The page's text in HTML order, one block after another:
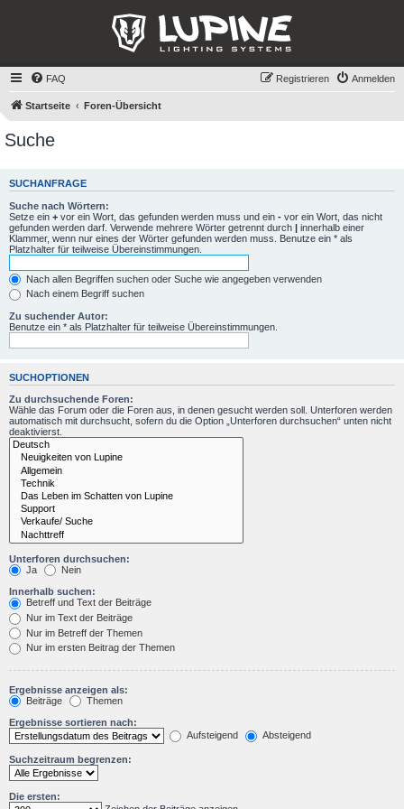
FAQ Anmelden
Registrieren
Startseite Foren-Übersicht
Suche
SUCHANFRAGE
Suche nach Wörtern:
Setze ein + vor ein Wort, das gefunden werden muss und ein - vor ein Wort, das nicht
gefunden werden darf. Verwende mehrere Wörter getrennt durch | innerhalb einer
Klammer, wenn nur eines der Wörter gefunden werden muss. Benutze ein * als
Platzhalter für teilweise Übereinstimmungen.
Nach allen Begriffen suchen oder Suche wie angegeben verwenden
Nach einem Begriff suchen
Zu suchender Autor:
Benutze ein * als Platzhalter für teilweise Übereinstimmungen.
SUCHOPTIONEN
Zu durchsuchende Foren:
Wähle das Forum oder die Foren aus, in denen gesucht werden soll. Unterforen werden
automatisch mit durchsucht, sofern du die Option „Unterforen durchsuchen“ unten nicht
deaktivierst.
Unterforen durchsuchen:
Ja
Nein
Innerhalb suchen:
Betreff und Text der Beiträge
Nur im Text der Beiträge
Nur im Betreff der Themen
Nur im ersten Beitrag der Themen
Ergebnisse anzeigen als:
Beiträge
Themen
Ergebnisse sortieren nach:
Aufsteigend
Absteigend
Suchzeitraum begrenzen:
Die ersten: